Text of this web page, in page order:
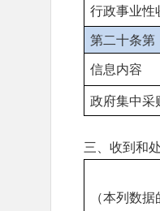
行政事业性
第二十条第
信息内容
政府集中采
三、收到和
（本列数